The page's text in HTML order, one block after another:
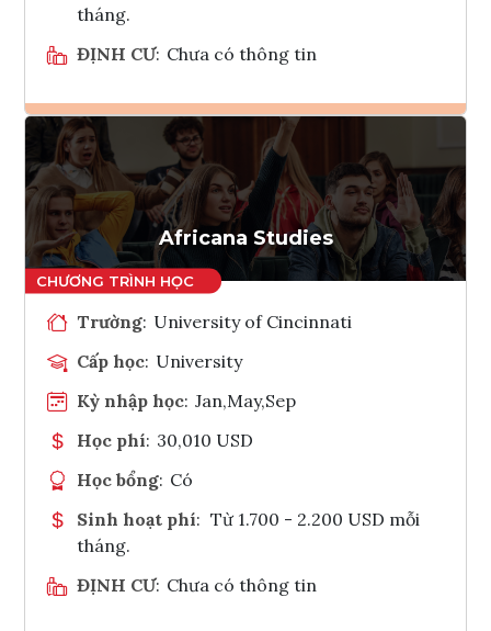
tháng.
ĐỊNH CƯ: Chưa có thông tin
Ghi danh
Tham vấn Interlink
Africana Studies
Trường: University of Cincinnati
Cấp học: University
Kỳ nhập học: Jan,May,Sep
Học phí: 30,010 USD
Học bổng: Có
Sinh hoạt phí: Từ 1.700 - 2.200 USD mỗi
tháng.
ĐỊNH CƯ: Chưa có thông tin